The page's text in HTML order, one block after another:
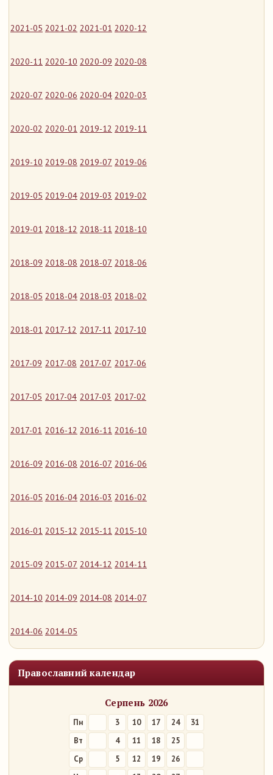
2021-05 2021-02 2021-01 2020-12
2020-11 2020-10 2020-09 2020-08
2020-07 2020-06 2020-04 2020-03
2020-02 2020-01 2019-12 2019-11
2019-10 2019-08 2019-07 2019-06
2019-05 2019-04 2019-03 2019-02
2019-01 2018-12 2018-11 2018-10
2018-09 2018-08 2018-07 2018-06
2018-05 2018-04 2018-03 2018-02
2018-01 2017-12 2017-11 2017-10
2017-09 2017-08 2017-07 2017-06
2017-05 2017-04 2017-03 2017-02
2017-01 2016-12 2016-11 2016-10
2016-09 2016-08 2016-07 2016-06
2016-05 2016-04 2016-03 2016-02
2016-01 2015-12 2015-11 2015-10
2015-09 2015-07 2014-12 2014-11
2014-10 2014-09 2014-08 2014-07
2014-06 2014-05
Православний календар
Серпень 2026
Пн 3 10 17 24
31
Вт
4 11 18
25
Ср
5 12 19
26